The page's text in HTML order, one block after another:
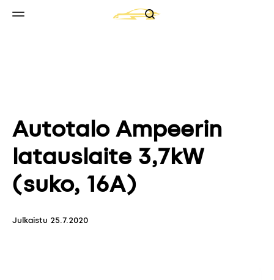
Skip to content
Search
Autotalo Ampeerin
latauslaite 3,7kW
(suko, 16A)
Julkaistu 25.7.2020